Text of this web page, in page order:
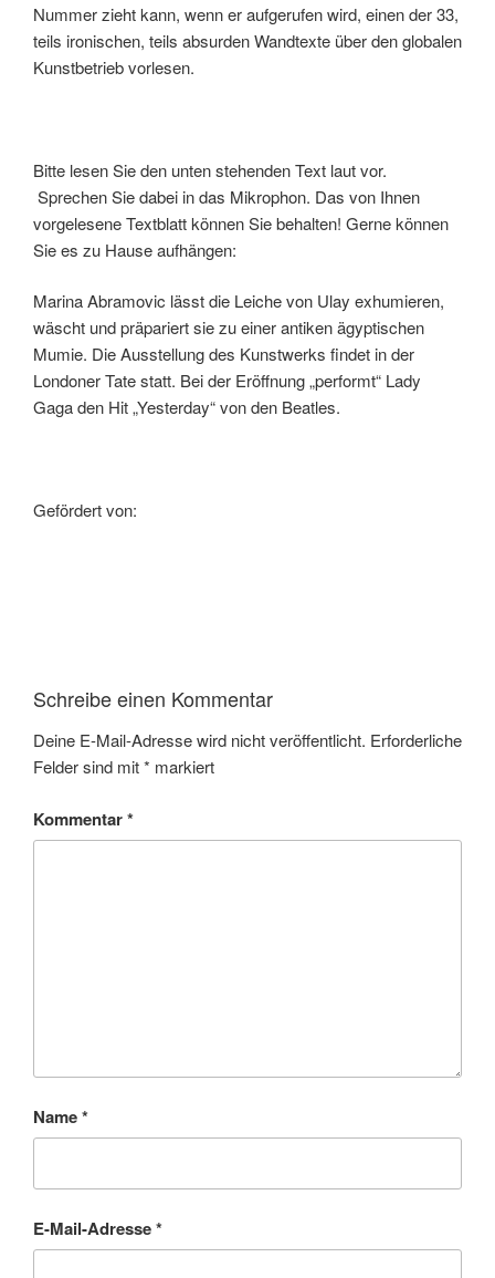
Nummer zieht kann, wenn er aufgerufen wird, einen der 33,
teils ironischen, teils absurden Wandtexte über den globalen
Kunstbetrieb vorlesen.
Bitte lesen Sie den unten stehenden Text laut vor.
Sprechen Sie dabei in das Mikrophon. Das von Ihnen
vorgelesene Textblatt können Sie behalten! Gerne können
Sie es zu Hause aufhängen:
Marina Abramovic lässt die Leiche von Ulay exhumieren,
wäscht und präpariert sie zu einer antiken ägyptischen
Mumie. Die Ausstellung des Kunstwerks findet in der
Londoner Tate statt. Bei der Eröffnung „performt“ Lady
Gaga den Hit „Yesterday“ von den Beatles.
Gefördert von:
Schreibe einen Kommentar
Deine E-Mail-Adresse wird nicht veröffentlicht. Erforderliche
Felder sind mit* markiert
Kommentar*
Name*
E-Mail-Adresse*